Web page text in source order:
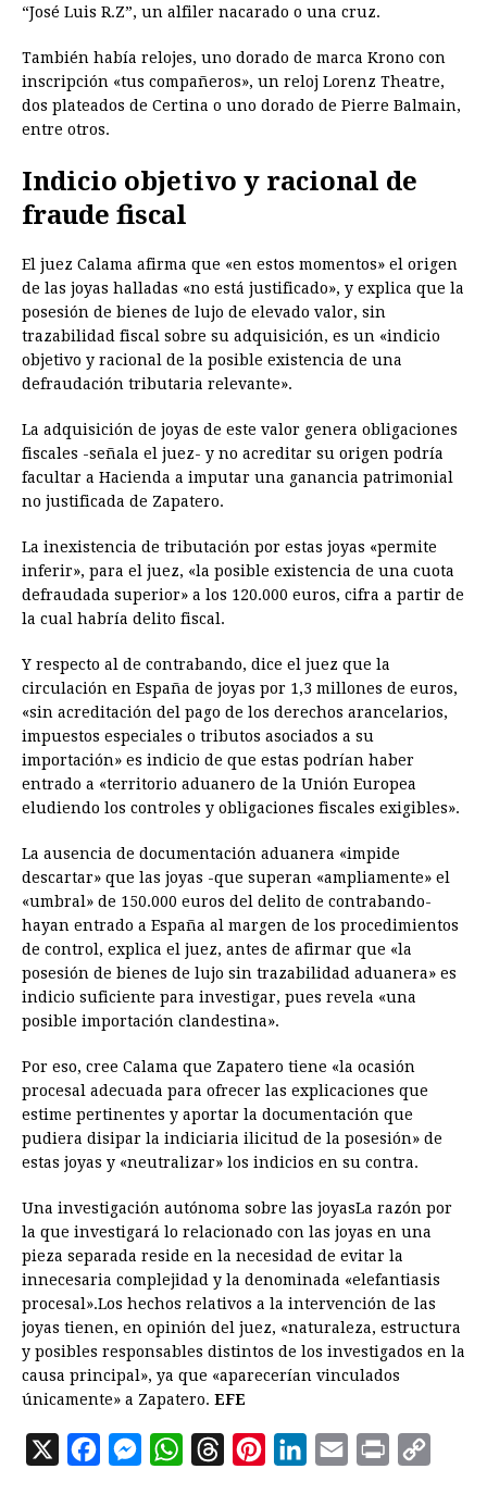
“José Luis R.Z”, un alfiler nacarado o una cruz.
También había relojes, uno dorado de marca Krono con
inscripción «tus compañeros», un reloj Lorenz Theatre,
dos plateados de Certina o uno dorado de Pierre Balmain,
entre otros.
Indicio objetivo y racional de
fraude fiscal
El juez Calama afirma que «en estos momentos» el origen
de las joyas halladas «no está justificado», y explica que la
posesión de bienes de lujo de elevado valor, sin
trazabilidad fiscal sobre su adquisición, es un «indicio
objetivo y racional de la posible existencia de una
defraudación tributaria relevante».
La adquisición de joyas de este valor genera obligaciones
fiscales -señala el juez- y no acreditar su origen podría
facultar a Hacienda a imputar una ganancia patrimonial
no justificada de Zapatero.
La inexistencia de tributación por estas joyas «permite
inferir», para el juez, «la posible existencia de una cuota
defraudada superior» a los 120.000 euros, cifra a partir de
la cual habría delito fiscal.
Y respecto al de contrabando, dice el juez que la
circulación en España de joyas por 1,3 millones de euros,
«sin acreditación del pago de los derechos arancelarios,
impuestos especiales o tributos asociados a su
importación» es indicio de que estas podrían haber
entrado a «territorio aduanero de la Unión Europea
eludiendo los controles y obligaciones fiscales exigibles».
La ausencia de documentación aduanera «impide
descartar» que las joyas -que superan «ampliamente» el
«umbral» de 150.000 euros del delito de contrabando-
hayan entrado a España al margen de los procedimientos
de control, explica el juez, antes de afirmar que «la
posesión de bienes de lujo sin trazabilidad aduanera» es
indicio suficiente para investigar, pues revela «una
posible importación clandestina».
Por eso, cree Calama que Zapatero tiene «la ocasión
procesal adecuada para ofrecer las explicaciones que
estime pertinentes y aportar la documentación que
pudiera disipar la indiciaria ilicitud de la posesión» de
estas joyas y «neutralizar» los indicios en su contra.
Una investigación autónoma sobre las joyasLa razón por
la que investigará lo relacionado con las joyas en una
pieza separada reside en la necesidad de evitar la
innecesaria complejidad y la denominada «elefantiasis
procesal».Los hechos relativos a la intervención de las
joyas tienen, en opinión del juez, «naturaleza, estructura
y posibles responsables distintos de los investigados en la
causa principal», ya que «aparecerían vinculados
únicamente» a Zapatero. EFE
X
M
W